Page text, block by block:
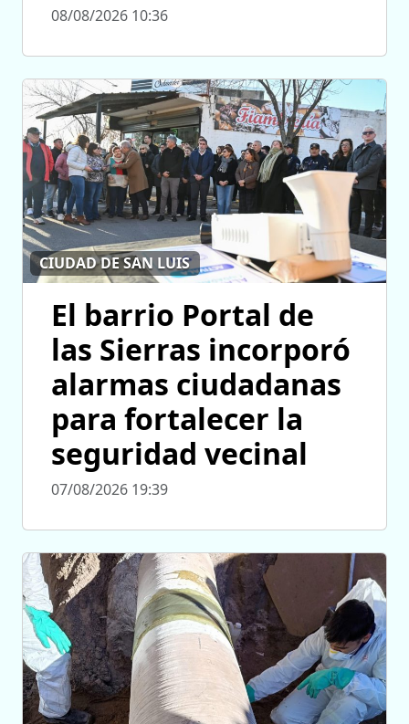
08/08/2026 10:36
CIUDAD DE SAN LUIS
El barrio Portal de
las Sierras incorporó
alarmas ciudadanas
para fortalecer la
seguridad vecinal
07/08/2026 19:39